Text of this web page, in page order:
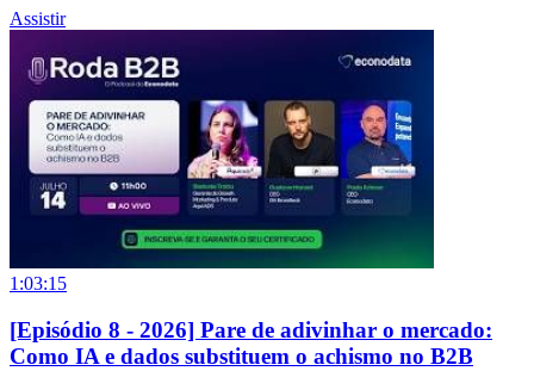
Assistir
1:03:15
[Episódio 8 - 2026] Pare de adivinhar o mercado:
Como IA e dados substituem o achismo no B2B